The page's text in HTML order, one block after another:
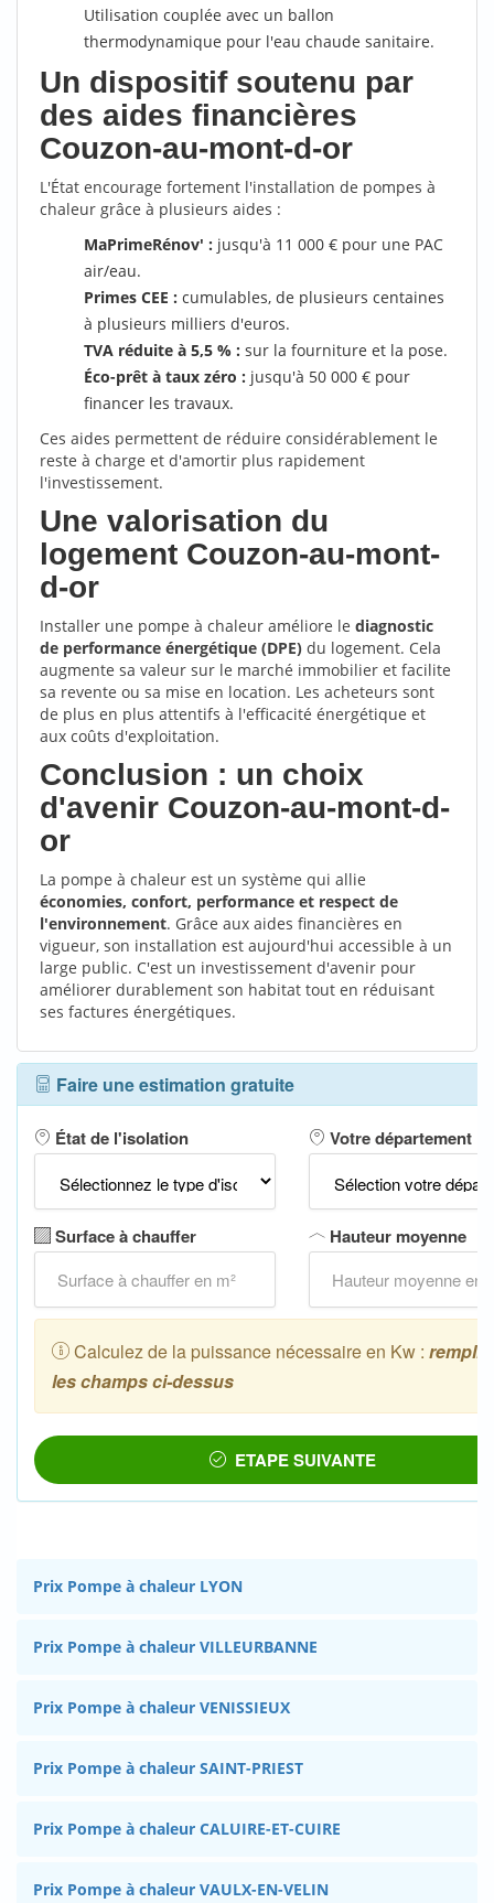
Utilisation couplée avec un ballon
thermodynamique pour l'eau chaude sanitaire.
Un dispositif soutenu par
des aides financières
Couzon-au-mont-d-or
L'État encourage fortement l'installation de pompes à
chaleur grâce à plusieurs aides :
MaPrimeRénov' : jusqu'à 11 000 € pour une PAC
air/eau.
Primes CEE : cumulables, de plusieurs centaines
à plusieurs milliers d'euros.
TVA réduite à 5,5 % : sur la fourniture et la pose.
Éco-prêt à taux zéro : jusqu'à 50 000 € pour
financer les travaux.
Ces aides permettent de réduire considérablement le
reste à charge et d'amortir plus rapidement
l'investissement.
Une valorisation du
logement Couzon-au-mont-
d-or
Installer une pompe à chaleur améliore le diagnostic
de performance énergétique (DPE) du logement. Cela
augmente sa valeur sur le marché immobilier et facilite
sa revente ou sa mise en location. Les acheteurs sont
de plus en plus attentifs à l'efficacité énergétique et
aux coûts d'exploitation.
Conclusion : un choix
d'avenir Couzon-au-mont-d-
or
La pompe à chaleur est un système qui allie
économies, confort, performance et respect de
l'environnement. Grâce aux aides financières en
vigueur, son installation est aujourd'hui accessible à un
large public. C'est un investissement d'avenir pour
améliorer durablement son habitat tout en réduisant
ses factures énergétiques.
Prix Pompe à chaleur LYON
Prix Pompe à chaleur VILLEURBANNE
Prix Pompe à chaleur VENISSIEUX
Prix Pompe à chaleur SAINT-PRIEST
Prix Pompe à chaleur CALUIRE-ET-CUIRE
Prix Pompe à chaleur VAULX-EN-VELIN